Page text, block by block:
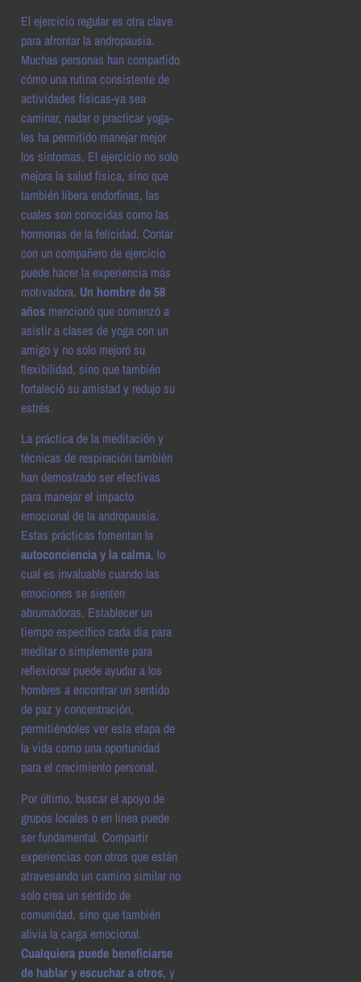
El ejercicio regular es otra clave
para afrontar la andropausia.
Muchas personas han compartido
cómo una rutina consistente de
actividades físicas-ya sea
caminar, nadar o practicar yoga-
les ha permitido manejar mejor
los síntomas. El ejercicio no solo
mejora la salud física, sino que
también libera endorfinas, las
cuales son conocidas como las
hormonas de la felicidad. Contar
con un compañero de ejercicio
puede hacer la experiencia más
motivadora. Un hombre de 58
años mencionó que comenzó a
asistir a clases de yoga con un
amigo y no solo mejoró su
flexibilidad, sino que también
fortaleció su amistad y redujo su
estrés.
La práctica de la meditación y
técnicas de respiración también
han demostrado ser efectivas
para manejar el impacto
emocional de la andropausia.
Estas prácticas fomentan la
autoconciencia y la calma, lo
cual es invaluable cuando las
emociones se sienten
abrumadoras. Establecer un
tiempo específico cada día para
meditar o simplemente para
reflexionar puede ayudar a los
hombres a encontrar un sentido
de paz y concentración,
permitiéndoles ver esta etapa de
la vida como una oportunidad
para el crecimiento personal.
Por último, buscar el apoyo de
grupos locales o en línea puede
ser fundamental. Compartir
experiencias con otros que están
atravesando un camino similar no
solo crea un sentido de
comunidad, sino que también
alivia la carga emocional.
Cualquiera puede beneficiarse
de hablar y escuchar a otros, y